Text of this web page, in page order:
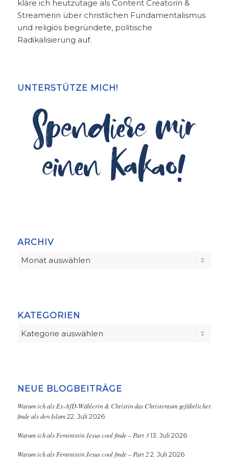
kläre ich heutzutage als Content Creatorin &
Streamerin über christlichen Fundamentalismus
und religiös begründete, politische
Radikalisierung auf.
UNTERSTÜTZE MICH!
ARCHIV
KATEGORIEN
Kategorien
NEUE BLOGBEITRÄGE
Warum ich als Ex-AfD-Wählerin & Christin das Christentum gefährlicher
finde als den Islam 22. Juli 2026
Warum ich als Feministin Jesus cool finde – Part 3 13. Juli 2026
Warum ich als Feministin Jesus cool finde – Part 2 2. Juli 2026